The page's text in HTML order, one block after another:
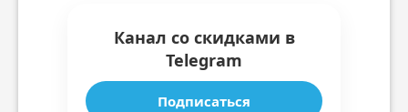
Канал со скидками в
Telegram
Подписаться